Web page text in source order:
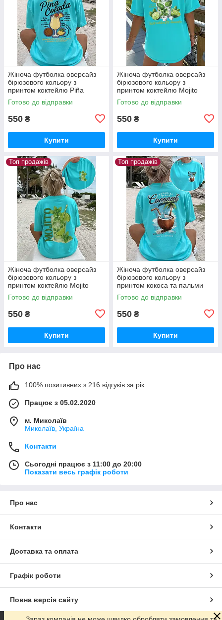
Жіноча футболка оверсайз
бірюзового кольору з
принтом коктейлю Piña
Colada
Готово до відправки
550 ₴
Купити
Жіноча футболка оверсайз
бірюзового кольору з
принтом коктейлю Mojito
Готово до відправки
550 ₴
Купити
Топ продажів
Жіноча футболка оверсайз
бірюзового кольору з
принтом коктейлю Mojito
Готово до відправки
550 ₴
Купити
Топ продажів
Жіноча футболка оверсайз
бірюзового кольору з
принтом кокоса та пальми
Готово до відправки
550 ₴
Купити
Про нас
100% позитивних з 216 відгуків за рік
Працює з 05.02.2020
м. Миколаїв
Миколаїв, Україна
Контакти
Сьогодні працює з 11:00 до 20:00
Показати весь графік роботи
Про нас
Контакти
Доставка та оплата
Графік роботи
Повна версія сайту